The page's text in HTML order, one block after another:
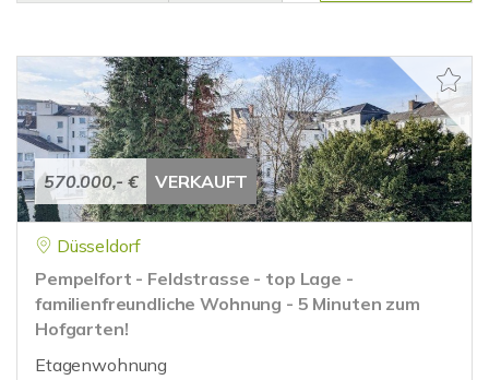
570.000,- € VERKAUFT
Düsseldorf
Pempelfort - Feldstrasse - top Lage -
familienfreundliche Wohnung - 5 Minuten zum
Hofgarten!
Etagenwohnung